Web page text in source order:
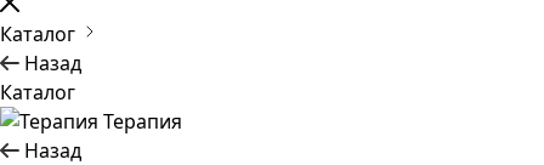
Каталог
Назад
Каталог
Терапия
Назад